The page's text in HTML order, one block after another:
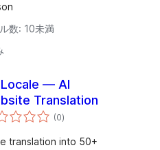
数: 10未満
— AI
Translation
(0個
の
価
)
translation into 50+